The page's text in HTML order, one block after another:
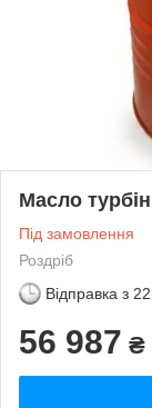
Масло
Під замовлення
Роздріб
Відправка з
56 987 ₴